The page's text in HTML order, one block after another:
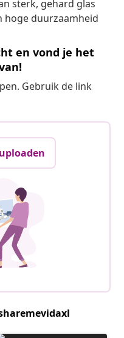
sterk, gehard glas
hoge duurzaamheid
en vond je het
Gebruik de link